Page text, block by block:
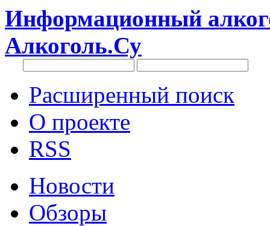
Информационный
Алкоголь.Су
Расширенный поиск
О проекте
RSS
Новости
Обзоры